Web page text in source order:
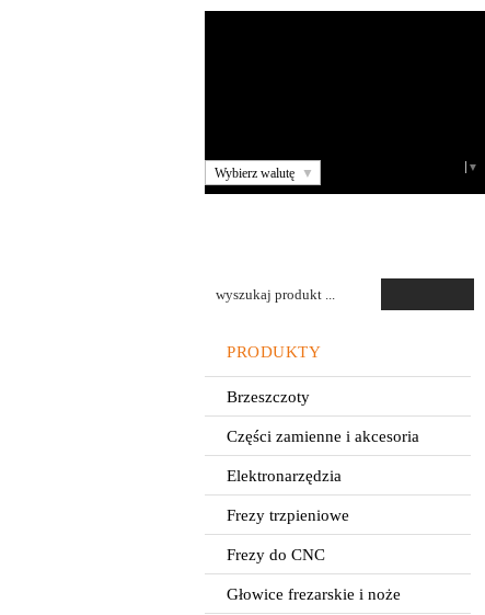
Wybierz walutę ▼ ▼
PRODUKTY
Brzeszczoty
Części zamienne i akcesoria
Elektronarzędzia
Frezy trzpieniowe
Frezy do CNC
Głowice frezarskie i noże